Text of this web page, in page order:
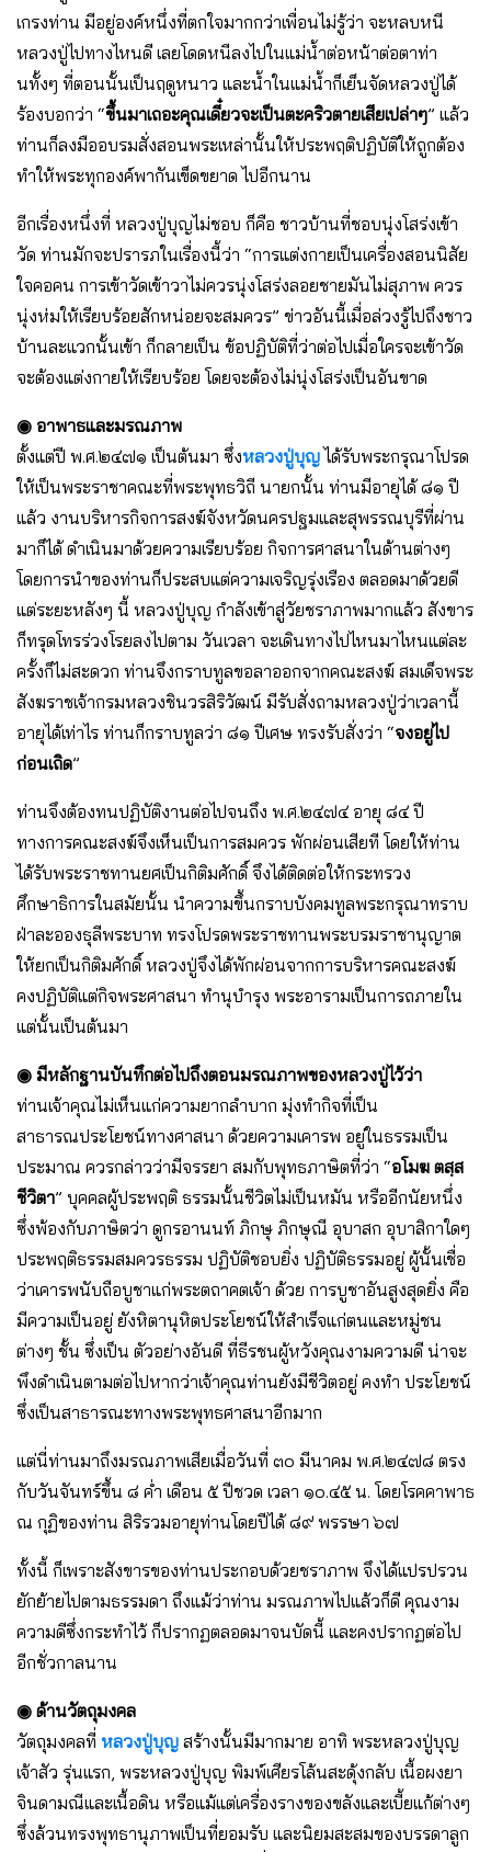
เกรงท่าน มีอยู่องค์หนึ่งที่ตกใจมากกว่าเพื่อนไม่รู้ว่า จะหลบหนี
หลวงปู่ไปทางไหนดี เลยโดดหนีลงไปในแม่น้ำต่อหน้าต่อตาท่า
นทั้งๆ ที่ตอนนั้นเป็นฤดูหนาว และน้ำในแม่น้ำก็เย็นจัดหลวงปู่ได้
ร้องบอกว่า “ขึ้นมาเถอะคุณเดี๋ยวจะเป็นตะคริวตายเสียเปล่าๆ” แล้ว
ท่านก็ลงมืออบรมสั่งสอนพระเหล่านั้นให้ประพฤติปฏิบัติให้ถูกต้อง
ทำให้พระทุกองค์พากันเข็ดขยาด ไปอีกนาน
อีกเรื่องหนึ่งที่ หลวงปู่บุญไม่ชอบ ก็คือ ชาวบ้านที่ชอบนุ่งโสร่งเข้า
วัด ท่านมักจะปรารภในเรื่องนี้ว่า “การแต่งกายเป็นเครื่องสอนนิสัย
ใจคอคน การเข้าวัดเข้าวาไม่ควรนุ่งโสร่งลอยชายมันไม่สุภาพ ควร
นุ่งห่มให้เรียบร้อยสักหน่อยจะสมควร” ข่าวอันนี้เมื่อล่วงรู้ไปถึงชาว
บ้านละแวกนั้นเข้า ก็กลายเป็น ข้อปฏิบัติที่ว่าต่อไปเมื่อใครจะเข้าวัด
จะต้องแต่งกายให้เรียบร้อย โดยจะต้องไม่นุ่งโสร่งเป็นอันขาด
◉ อาพาธและมรณภาพ
ตั้งแต่ปี พ.ศ.๒๔๗๑ เป็นต้นมา ซึ่งหลวงปู่บุญได้รับพระกรุณาโปรด
ให้เป็นพระราชาคณะที่พระพุทธวิถี นายกนั้น ท่านมีอายุได้ ๘๑ ปี
แล้ว งานบริหารกิจการสงฆ์จังหวัดนครปฐมและสุพรรณบุรีที่ผ่าน
มาก็ได้ ดำเนินมาด้วยความเรียบร้อย กิจการศาสนาในด้านต่างๆ
โดยการนำของท่านก็ประสบแต่ความเจริญรุ่งเรือง ตลอดมาด้วยดี
แต่ระยะหลังๆ นี้ หลวงปู่บุญ กำลังเข้าสู่วัยชราภาพมากแล้ว สังขาร
ก็ทรุดโทรร่วงโรยลงไปตาม วันเวลา จะเดินทางไปไหนมาไหนแต่ละ
ครั้งก็ไม่สะดวก ท่านจึงกราบทูลขอลาออกจากคณะสงฆ์ สมเด็จพระ
สังฆราชเจ้ากรมหลวงชินวรสิริวัฒน์ มีรับสั่งถามหลวงปู่ว่าเวลานี้
อายุได้เท่าไร ท่านก็กราบทูลว่า ๘๑ ปีเศษ ทรงรับสั่งว่า “จงอยู่ไป
ก่อนเถิด”
ท่านจึงต้องทนปฏิบัติงานต่อไปจนถึง พ.ศ.๒๔๗๔ อายุ ๘๔ ปี
ทางการคณะสงฆ์จึงเห็นเป็นการสมควร พักผ่อนเสียที โดยให้ท่าน
ได้รับพระราชทานยศเป็นกิติมศักดิ์ จึงได้ติดต่อให้กระทรวง
ศึกษาธิการในสมัยนั้น นำความขึ้นกราบบังคมทูลพระกรุณาทราบ
ฝ่าละอองธุลีพระบาท ทรงโปรดพระราชทานพระบรมราชานุญาต
ให้ยกเป็นกิติมศักดิ์ หลวงปู่จึงได้พักผ่อนจากการบริหารคณะสงฆ์
คงปฏิบัติแต่กิจพระศาสนา ทำนุบำรุง พระอารามเป็นการถภายใน
แต่นั้นเป็นต้นมา
◉ มีหลักฐานบันทึกต่อไปถึงตอนมรณภาพของหลวงปู่ไว้ว่า
ท่านเจ้าคุณไม่เห็นแก่ความยากลำบาก มุ่งทำกิจที่เป็น
สาธารณประโยชน์ทางศาสนา ด้วยความเคารพ อยู่ในธรรมเป็น
ประมาณ ควรกล่าวว่ามีจรรยา สมกับพุทธภาษิตที่ว่า “อโมฆ ตสฺส
ชีวิตา” บุคคลผู้ประพฤติ ธรรมนั้นชีวิตไม่เป็นหมัน หรืออีกนัยหนึ่ง
ซึ่งพ้องกับภาษิตว่า ดูกรอานนท์ ภิกษุ ภิกษุณี อุบาสก อุบาสิกาใดๆ
ประพฤติธรรมสมควรธรรม ปฏิบัติชอบยิ่ง ปฏิบัติธรรมอยู่ ผู้นั้นเชื่อ
ว่าเคารพนับถือบูชาแก่พระตถาคตเจ้า ด้วย การบูชาอันสูงสุดยิ่ง คือ
มีความเป็นอยู่ ยังหิตานุหิตประโยชน์ให้สำเร็จแก่ตนและหมู่ชน
ต่างๆ ชั้น ซึ่งเป็น ตัวอย่างอันดี ที่ธีรชนผู้หวังคุณงามความดี น่าจะ
พึงดำเนินตามต่อไปหากว่าเจ้าคุณท่านยังมีชีวิตอยู่ คงทำ ประโยชน์
ซึ่งเป็นสาธารณะทางพระพุทธศาสนาอีกมาก
แต่นี่ท่านมาถึงมรณภาพเสียเมื่อวันที่ ๓๐ มีนาคม พ.ศ.๒๔๗๘ ตรง
กับวันจันทร์ขึ้น ๘ ค่ำ เดือน ๕ ปีชวด เวลา ๑๐.๔๕ น. โดยโรคคาพาธ
ณ กุฏิของท่าน สิริรวมอายุท่านโดยปีได้ ๘๙ พรรษา ๖๗
ทั้งนี้ ก็เพราะสังขารของท่านประกอบด้วยชราภาพ จึงได้แปรปรวน
ยักย้ายไปตามธรรมดา ถึงแม้ว่าท่าน มรณภาพไปแล้วก็ดี คุณงาม
ความดีซึ่งกระทำไว้ ก็ปรากฏตลอดมาจนบัดนี้ และคงปรากฏต่อไป
อีกชั่วกาลนาน
◉ ด้านวัตถุมงคล
วัตถุมงคลที่ หลวงปู่บุญ สร้างนั้นมีมากมาย อาทิ พระหลวงปู่บุญ
เจ้าสัว รุ่นแรก, พระหลวงปู่บุญ พิมพ์เศียรโล้นสะดุ้งกลับ เนื้อผงยา
จินดามณีและเนื้อดิน หรือแม้แต่เครื่องรางของขลังและเบี้ยแก้ต่างๆ
ซึ่งล้วนทรงพุทธานุภาพเป็นที่ยอมรับ และนิยมสะสมของบรรดาลูก